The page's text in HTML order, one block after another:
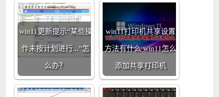
win11更新提示“某些操
作未按计划进行...”怎
么办？
win11打印机共享设置
方法有什么 win11怎么
添加共享打印机